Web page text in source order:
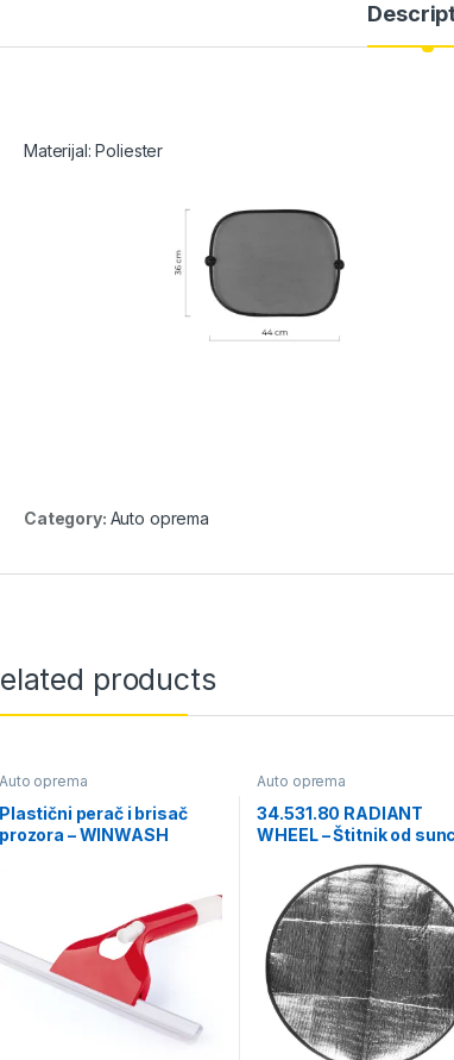
Materijal: Poliester
Category: Auto oprema
products
Auto oprema
Plastični perač i brisač
prozora – WINWASH
Auto oprema
34.531.80 RADIANT
WHEEL – Štitnik od